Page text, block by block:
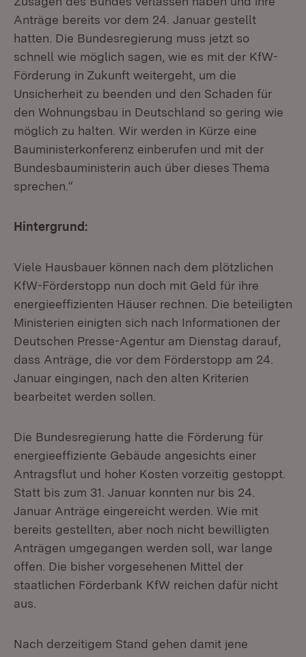
Anträge bereits vor dem 24. Januar gestellt
hatten. Die Bundesregierung muss jetzt so
schnell wie möglich sagen, wie es mit der KfW-
Förderung in Zukunft weitergeht, um die
Unsicherheit zu beenden und den Schaden für
den Wohnungsbau in Deutschland so gering wie
möglich zu halten. Wir werden in Kürze eine
Bauministerkonferenz einberufen und mit der
Bundesbauministerin auch über dieses Thema
sprechen.“
Hintergrund:
Viele Hausbauer können nach dem plötzlichen
KfW-Förderstopp nun doch mit Geld für ihre
energieeffizienten Häuser rechnen. Die beteiligten
Ministerien einigten sich nach Informationen der
Deutschen Presse-Agentur am Dienstag darauf,
dass Anträge, die vor dem Förderstopp am 24.
Januar eingingen, nach den alten Kriterien
bearbeitet werden sollen.
Die Bundesregierung hatte die Förderung für
energieeffiziente Gebäude angesichts einer
Antragsflut und hoher Kosten vorzeitig gestoppt.
Statt bis zum 31. Januar konnten nur bis 24.
Januar Anträge eingereicht werden. Wie mit
bereits gestellten, aber noch nicht bewilligten
Anträgen umgegangen werden soll, war lange
offen. Die bisher vorgesehenen Mittel der
staatlichen Förderbank KfW reichen dafür nicht
aus.
Nach derzeitigem Stand gehen damit jene